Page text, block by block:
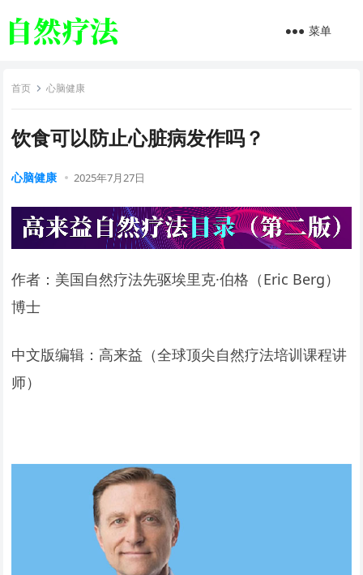
菜单
首页 心脑健康
饮食可以防止心脏病发作吗？
心脑健康 2025年7月27日
作者：美国自然疗法先驱埃里克·伯格（Eric Berg）
博士
中文版编辑：高来益（全球顶尖自然疗法培训课程讲
师）